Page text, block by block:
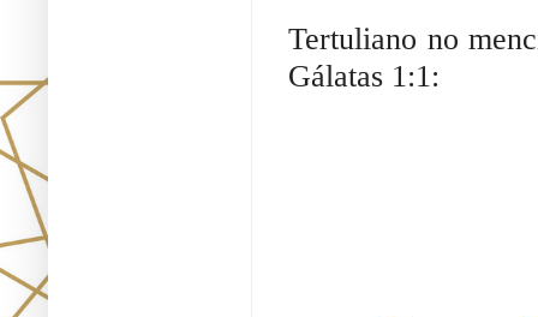
Tertuliano no
Gálatas 1:1: